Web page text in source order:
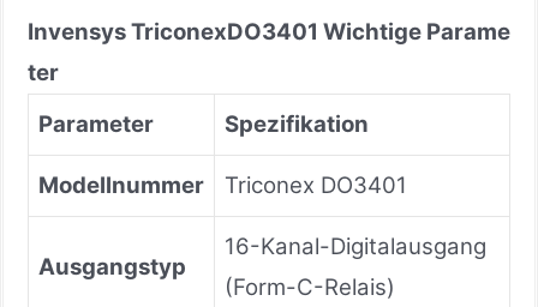
Invensys TriconexDO3401 Wichtige Parame
ter
Parameter
Spezifikation
Modellnummer Triconex DO3401
Ausgangstyp
16-Kanal-Digitalausgang
(Form-C-Relais)